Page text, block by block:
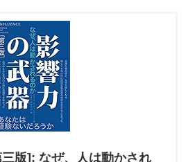
版]: なぜ、人は動かされ